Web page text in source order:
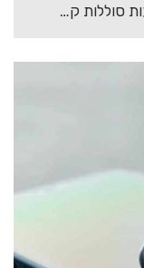
מרבית מכשירי השמיעה פועלים באמצעות סוללות קטנות, בגדלים שונים, המותאמים באופן פרטני למכשיר השמיעה. אביזרי…